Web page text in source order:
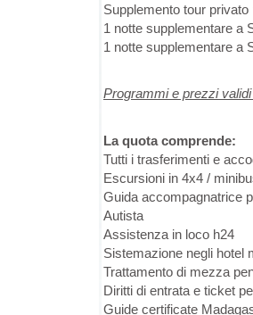
Supplemento tour
1 notte supplementare a
1 notte supplementare a
Programmi e prezzi
La quota comprende:
Tutti i trasferimenti e
Escursioni in 4x4 /
Guida accompagnatrice
Autista
Assistenza in loco h24
Sistemazione negli hotel
Trattamento di mezza
Diritti di entrata e ticket
Guide certificate